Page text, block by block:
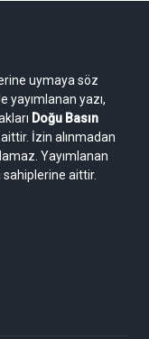
uymaya söz
yayımlanan yazı,
Doğu Basın
aittir. İzin alınmadan
Yayımlanan
sahiplerine aittir.